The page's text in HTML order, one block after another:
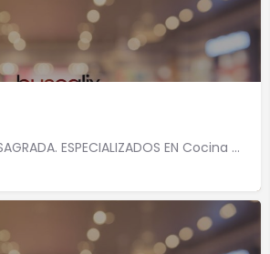
PULPERIA EN A FONSAGRADA. ESPECIALIZADOS EN Cocina casera Precio medio: 12,00 Calle de Rois de la Peña,…